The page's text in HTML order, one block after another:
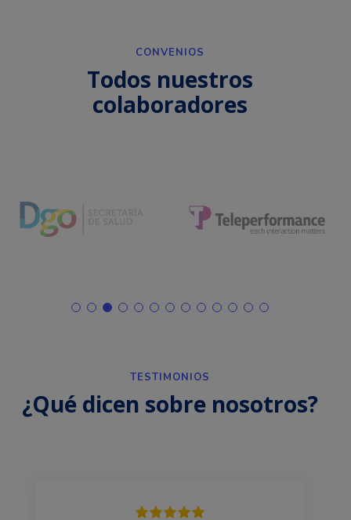
CONVENIOS
Todos nuestros
colaboradores
TESTIMONIOS
¿Qué dicen sobre nosotros?